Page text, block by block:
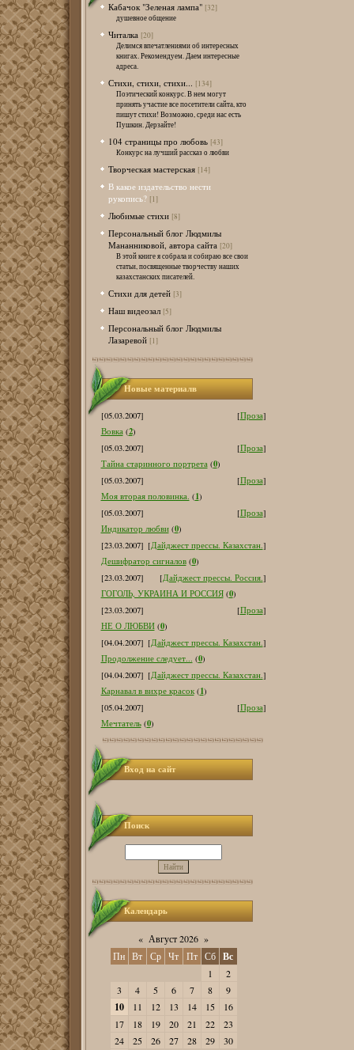
Кабачок "Зеленая лампа" [32]
душевное общение
Читалка [20]
Делимся впечатлениями об интересных
книгах. Рекомендуем. Даем интересные
адреса.
Стихи, стихи, стихи... [134]
Поэтический конкурс. В нем могут
принять участие все посетители сайта, кто
пишут стихи! Возможно, среди нас есть
Пушкин. Дерзайте!
104 страницы про любовь [43]
Конкурс на лучший рассказ о любви
Творческая мастерская [14]
В какое издательство нести
рукопись? [1]
Любимые стихи [8]
Персональный блог Людмилы
Мананниковой, автора сайта [20]
В этой книге я собрала и собираю все свои
статьи, посвященные творчеству наших
казахстанских писателей.
Стихи для детей [3]
Наш видеозал [5]
Персональный блог Людмилы
Лазаревой [1]
Новые материалв
[05.03.2007] [Проза]
Вовка (2)
[05.03.2007]
[Проза]
Тайна старинного портрета (0)
[05.03.2007]
[Проза]
Моя вторая половинка. (1)
[05.03.2007]
[Проза]
Индикатор любви (0)
[23.03.2007] [Дайджест прессы. Казахстан.]
Дешифратор сигналов (0)
[23.03.2007]
[Дайджест прессы. Россия.]
ГОГОЛЬ, УКРАИНА И РОССИЯ (0)
[23.03.2007]
[Проза]
НЕ О ЛЮБВИ (0)
[04.04.2007] [Дайджест прессы. Казахстан.]
Продолжение следует... (0)
[04.04.2007] [Дайджест прессы. Казахстан.]
Карнавал в вихре красок (1)
[05.04.2007]
[Проза]
Мечтатель (0)
Вход на сайт
Поиск
Календарь
« Август 2026 »
Пн Вт Ср Чт Пт Сб Вс
1
2
3
4 5 6 7 8 9
10 11 12 13 14 15
16
17
18 19 20 21 22
23
24
25 26 27 28 29
30